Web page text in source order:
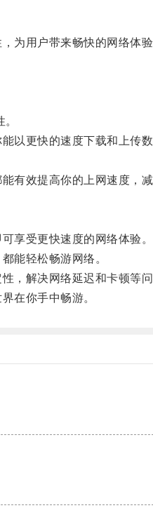
用户带来畅快的网络体验
更快的速度下载和上传数
效提高你的上网速度，减
享受更快速度的网络体验。
能轻松畅游网络。
解决网络延迟和卡顿等问
在你手中畅游。